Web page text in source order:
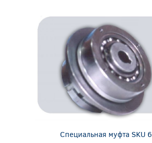
Специальная муфта SKU 6